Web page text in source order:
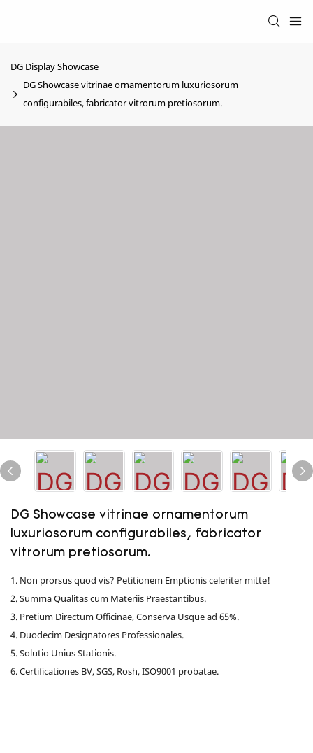
DG Display Showcase
DG Showcase vitrinae ornamentorum luxuriosorum
configurabiles, fabricator vitrorum pretiosorum.
DG Showcase vitrinae ornamentorum
luxuriosorum configurabiles, fabricator
vitrorum pretiosorum.
1. Non prorsus quod vis? Petitionem Emptionis celeriter mitte!
2. Summa Qualitas cum Materiis Praestantibus.
3. Pretium Directum Officinae, Conserva Usque ad 65%.
4. Duodecim Designatores Professionales.
5. Solutio Unius Stationis.
6. Certificationes BV, SGS, Rosh, ISO9001 probatae.